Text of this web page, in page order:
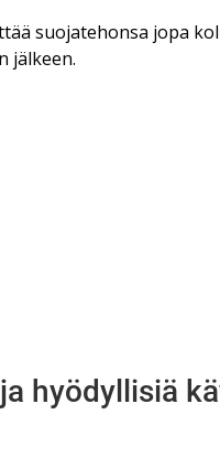
suojatehonsa jopa
jälkeen.
hyödyllisiä